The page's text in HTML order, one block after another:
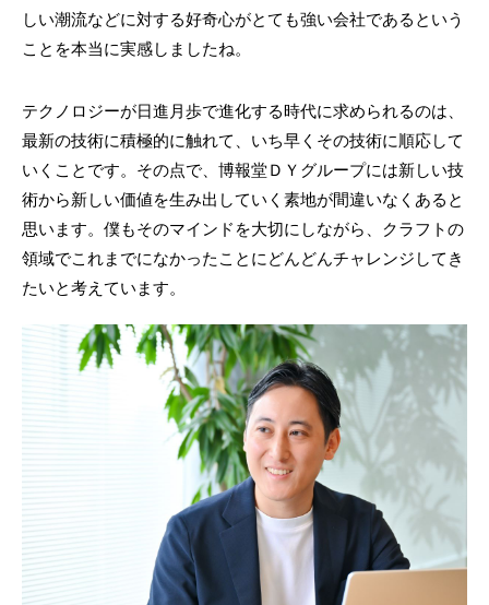
しい潮流などに対する好奇心がとても強い会社であるという
ことを本当に実感しましたね。
テクノロジーが日進月歩で進化する時代に求められるのは、
最新の技術に積極的に触れて、いち早くその技術に順応して
いくことです。その点で、博報堂ＤＹグループには新しい技
術から新しい価値を生み出していく素地が間違いなくあると
思います。僕もそのマインドを大切にしながら、クラフトの
領域でこれまでになかったことにどんどんチャレンジしてき
たいと考えています。